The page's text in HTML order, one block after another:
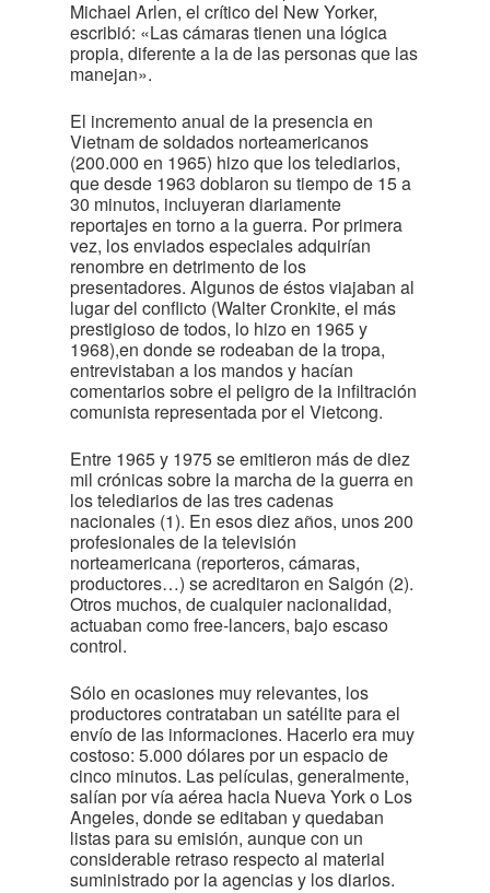
Michael Arlen, el crítico del New Yorker,
escribió: «Las cámaras tienen una lógica
propia, diferente a la de las personas que las
manejan».
El incremento anual de la presencia en
Vietnam de soldados norteamericanos
(200.000 en 1965) hizo que los telediarios,
que desde 1963 doblaron su tiempo de 15 a
30 minutos, incluyeran diariamente
reportajes en torno a la guerra. Por primera
vez, los enviados especiales adquirían
renombre en detrimento de los
presentadores. Algunos de éstos viajaban al
lugar del conflicto (Walter Cronkite, el más
prestigioso de todos, lo hizo en 1965 y
1968),en donde se rodeaban de la tropa,
entrevistaban a los mandos y hacían
comentarios sobre el peligro de la infiltración
comunista representada por el Vietcong.
Entre 1965 y 1975 se emitieron más de diez
mil crónicas sobre la marcha de la guerra en
los telediarios de las tres cadenas
nacionales (1). En esos diez años, unos 200
profesionales de la televisión
norteamericana (reporteros, cámaras,
productores…) se acreditaron en Saigón (2).
Otros muchos, de cualquier nacionalidad,
actuaban como free-lancers, bajo escaso
control.
Sólo en ocasiones muy relevantes, los
productores contrataban un satélite para el
envío de las informaciones. Hacerlo era muy
costoso: 5.000 dólares por un espacio de
cinco minutos. Las películas, generalmente,
salían por vía aérea hacia Nueva York o Los
Angeles, donde se editaban y quedaban
listas para su emisión, aunque con un
considerable retraso respecto al material
suministrado por la agencias y los diarios.